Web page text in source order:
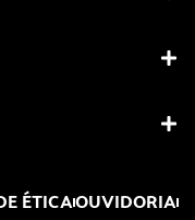
ÉTICAOUVIDORIA